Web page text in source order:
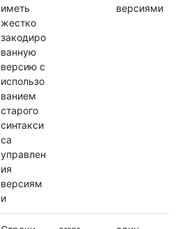
иметь
жестко
закодиро
ванную
версию с
использо
ванием
старого
синтакси
са
управлен
ия
версиям
и
версиями